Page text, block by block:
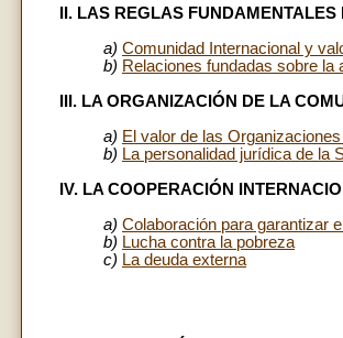
II. LAS REGLAS
a) Comunidad Internacional y
b) Relaciones fundadas sobre
III. LA ORGANIZACIÓN DE LA
a) El valor de las
b) La personalidad jurídica de la
IV. LA COOPERACIÓN
a) Colaboración para garantizar
b) Lucha contra la pobreza
c) La deuda externa